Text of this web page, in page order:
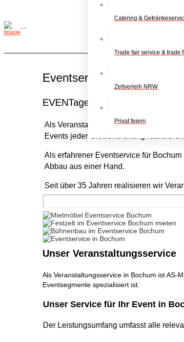
Catering &
Trade fair service & trade
Zeltverleih NRW
Privat feiern
Eventservice in Bochum
EVENTagentur, FULL Service
Als Veranstaltungsservice in Bochum
Events jeder Größenordnung
Als erfahrener Eventservice für
Abbau aus einer Hand.
Seit über 35 Jahren realisieren wir
Unser Veranstaltungsservice
Als Veranstaltungsservice in Bochum ist AS-
Eventsegmente spezialisiert ist.
Unser Service für Ihr Event in
Der Leistungsumfang umfasst alle